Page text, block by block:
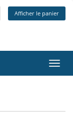
Afficher le panier
la